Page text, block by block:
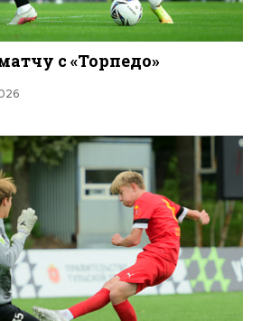
с «Торпедо»